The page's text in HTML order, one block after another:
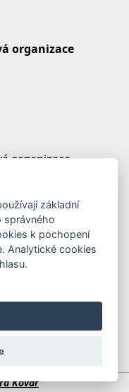
organizace
organizace
Kovář
základní
správného
k pochopení
Analytické cookies